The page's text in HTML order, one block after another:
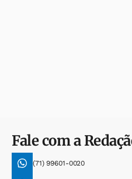
Fale com a
(71) 99601-0020